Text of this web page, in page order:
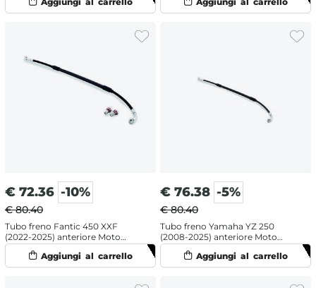
€ 72.36 -10%
€ 80.40
Tubo freno Fantic 450 XXF
(2022-2025) anteriore Moto
Master
€ 76.38 -5%
€ 80.40
Tubo freno Yamaha YZ 250
(2008-2025) anteriore Moto
Master